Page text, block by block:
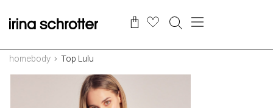
homebody Top Lulu